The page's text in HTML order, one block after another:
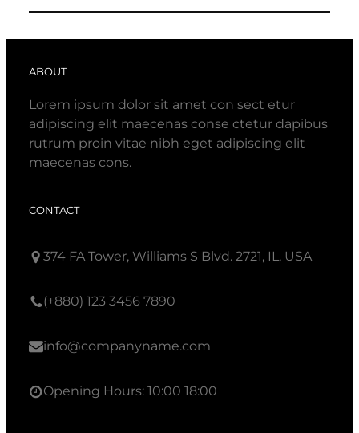
ABOUT
Lorem ipsum dolor sit amet con sect etur
adipiscing elit maecenas conse ctetur dapibus
rutrum proin vitae nibh eget adipiscing elit
maecenas cons.
CONTACT
374 FA Tower, Williams S Blvd. 2721, IL, USA
(+880) 123 3456 7890
info@companyname.com
Opening Hours: 10:00 18:00